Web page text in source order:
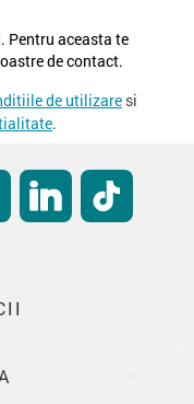
Pentru aceasta te
de contact.
de utilizare si
.
InstagramLinkedIn